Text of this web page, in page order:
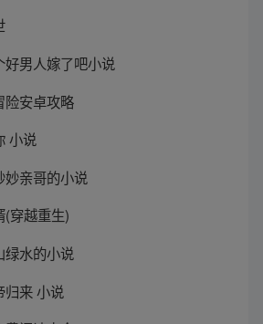
好男人嫁了吧小说
险安卓攻略
小说
妙亲哥的小说
(穿越重生)
绿水的小说
归来 小说